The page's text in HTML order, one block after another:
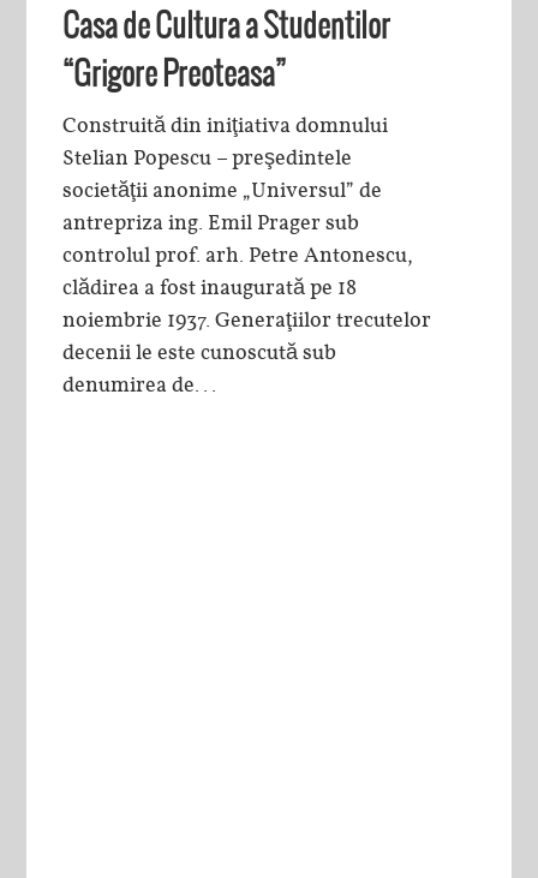
Casa de Cultura a Studentilor
“Grigore Preoteasa”
Construită din iniţiativa domnului
Stelian Popescu – preşedintele
societăţii anonime „Universul” de
antrepriza ing. Emil Prager sub
controlul prof. arh. Petre Antonescu,
clădirea a fost inaugurată pe 18
noiembrie 1937. Generaţiilor trecutelor
decenii le este cunoscută sub
denumirea de...